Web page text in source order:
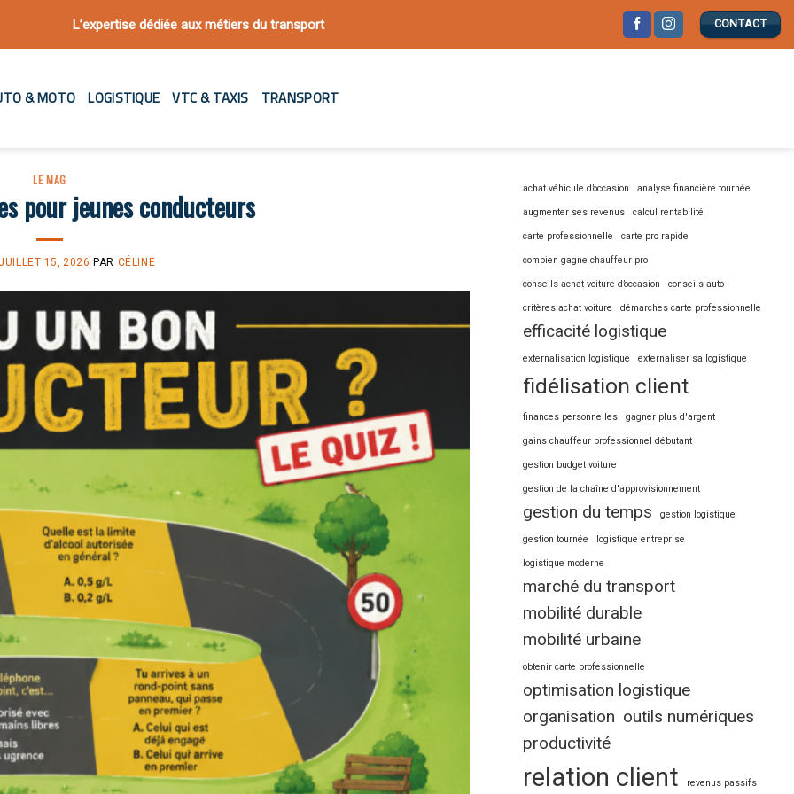
L’expertise dédiée aux métiers du transport CONTACT
& MOTO LOGISTIQUE VTC & TAXIS TRANSPORT
LE MAG
pour jeunes conducteurs
15, 2026 PAR CÉLINE
achat véhicule d’occasion analyse financière tournée
augmenter ses revenus calcul rentabilité
carte professionnelle carte pro rapide
combien gagne chauffeur pro
conseils achat voiture d’occasion conseils auto
critères achat voiture démarches carte professionnelle
efficacité logistique
externalisation logistique externaliser sa logistique
fidélisation client
finances personnelles gagner plus d'argent
gains chauffeur professionnel débutant
gestion budget voiture
gestion de la chaîne d'approvisionnement
gestion du temps gestion logistique
gestion tournée logistique entreprise
logistique moderne
marché du transport
mobilité durable
mobilité urbaine
obtenir carte professionnelle
optimisation logistique
organisation outils numériques
productivité
relation client revenus passifs